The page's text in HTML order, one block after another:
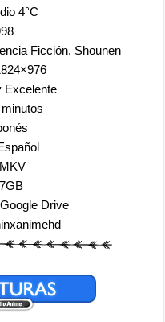
4°C
Ficción, Shounen
Excelente
MKV
Drive